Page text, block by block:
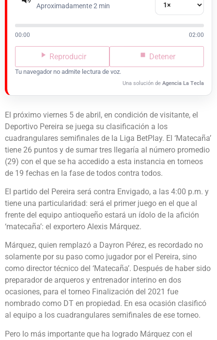
Aproximadamente 2 min
00:00 02:00
Reproducir Detener
Tu navegador no admite lectura de voz.
Una solución de Agencia La Tecla
El próximo viernes 5 de abril, en condición de visitante, el
Deportivo Pereira se juega su clasificación a los
cuadrangulares semifinales de la Liga BetPlay. El ‘Matecaña’
tiene 26 puntos y de sumar tres llegaría al número promedio
(29) con el que se ha accedido a esta instancia en torneos
de 19 fechas en la fase de todos contra todos.
El partido del Pereira será contra Envigado, a las 4:00 p.m. y
tiene una particularidad: será el primer juego en el que al
frente del equipo antioqueño estará un ídolo de la afición
‘matecaña’: el exportero Alexis Márquez.
Márquez, quien remplazó a Dayron Pérez, es recordado no
solamente por su paso como jugador por el Pereira, sino
como director técnico del ‘Matecaña’. Después de haber sido
preparador de arqueros y entrenador interino en dos
ocasiones, para el torneo Finalización del 2021 fue
nombrado como DT en propiedad. En esa ocasión clasificó
al equipo a los cuadrangulares semifinales de ese torneo.
Pero lo más importante que ha logrado Márquez con el